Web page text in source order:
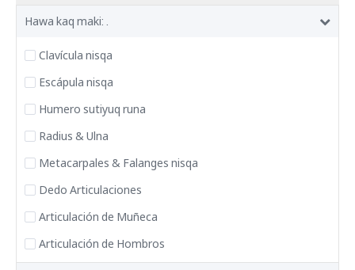
Hawa kaq maki: .
Clavícula nisqa
Escápula nisqa
Humero sutiyuq runa
Radius & Ulna
Metacarpales & Falanges nisqa
Dedo Articulaciones
Articulación de Muñeca
Articulación de Hombros